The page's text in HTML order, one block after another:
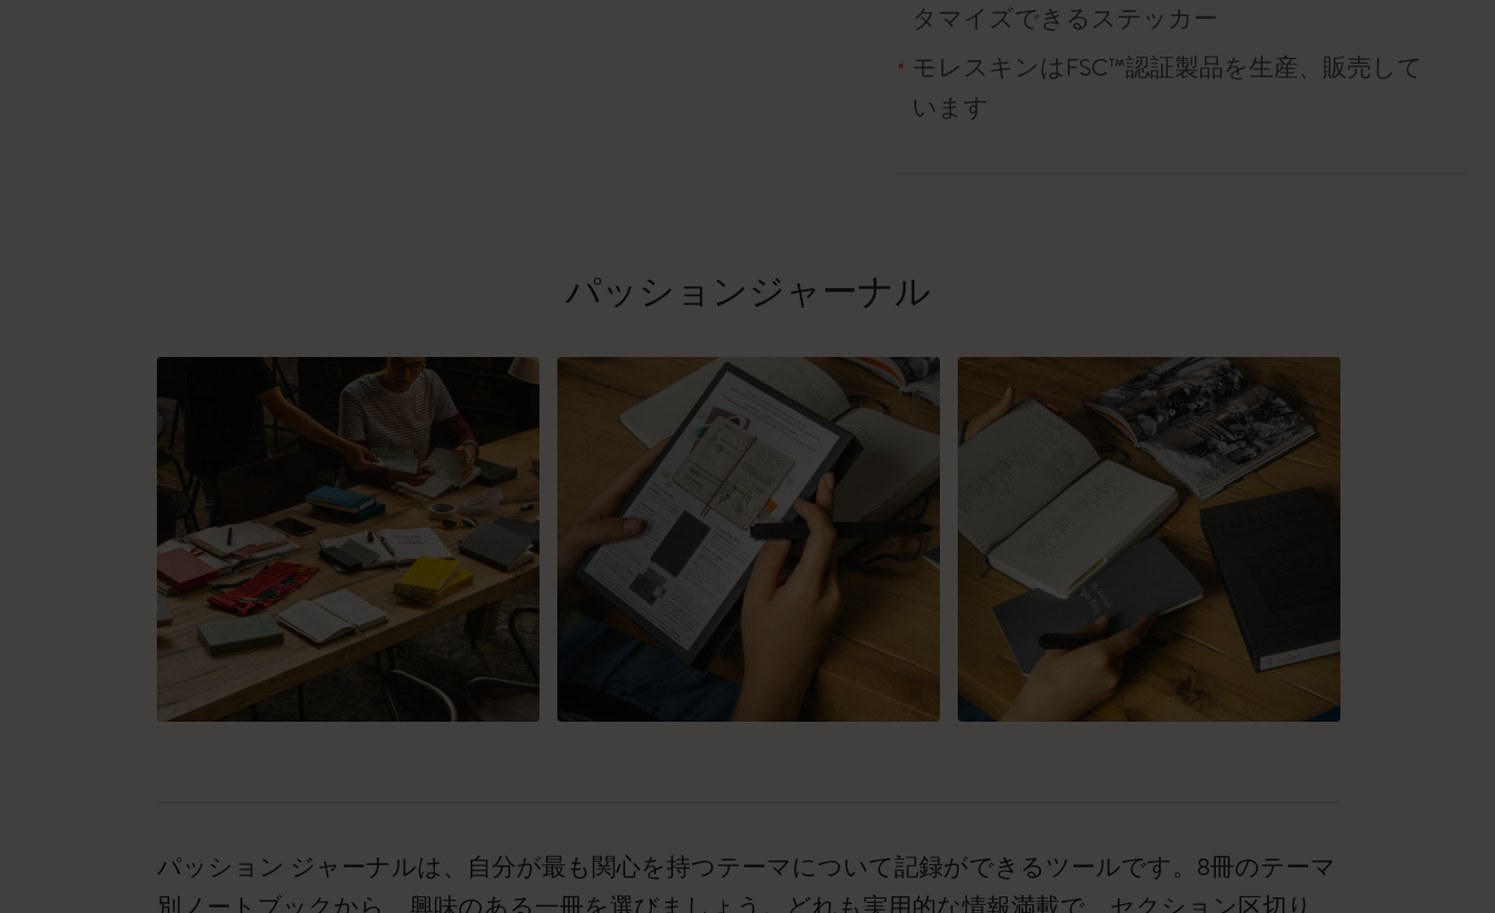
タマイズできるステッカー
モレスキンはFSC™認証製品を生産、販売して
います
パッションジャーナル
パッション ジャーナルは、自分が最も関心を持つテーマについて記録ができるツールです。8冊のテーマ